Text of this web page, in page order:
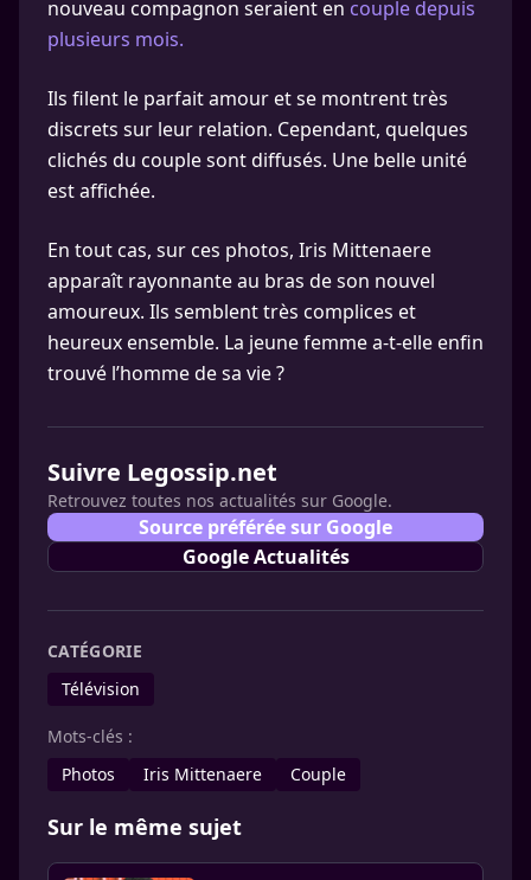
nouveau compagnon seraient en couple depuis
plusieurs mois.
Ils filent le parfait amour et se montrent très
discrets sur leur relation. Cependant, quelques
clichés du couple sont diffusés. Une belle unité
est affichée.
En tout cas, sur ces photos, Iris Mittenaere
apparaît rayonnante au bras de son nouvel
amoureux. Ils semblent très complices et
heureux ensemble. La jeune femme a-t-elle enfin
trouvé l’homme de sa vie ?
Suivre Legossip.net
Retrouvez toutes nos actualités sur Google.
Source préférée sur Google
Google Actualités
CATÉGORIE
Télévision
Mots-clés :
Photos
Iris Mittenaere Couple
Sur le même sujet